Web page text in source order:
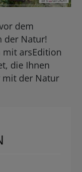
dem
der Natur!
mit arsEdition
die Ihnen
mit der Natur